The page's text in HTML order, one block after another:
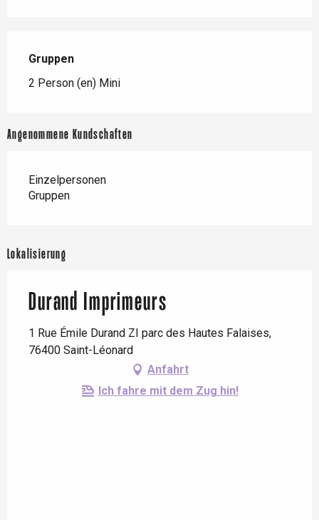
Gruppen
Gruppen
2 Person (en) Mini
Angenommene Kundschaften
Einzelpersonen
Gruppen
Lokalisierung
Durand Imprimeurs
1 Rue Émile Durand ZI parc des Hautes Falaises,
76400 Saint-Léonard
Anfahrt
Ich fahre mit dem Zug hin!